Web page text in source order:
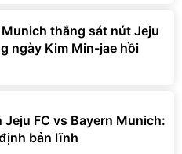
Munich thắng sát nút Jeju
ngày Kim Min-jae hồi
Jeju FC vs Bayern Munich:
bản lĩnh